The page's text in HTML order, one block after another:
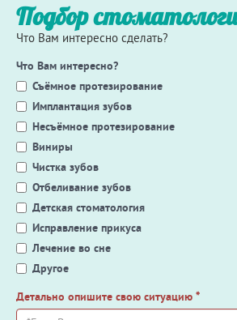
Подбор
Что Вам интересно сделать?
Что Вам интересно?
Съёмное протезирование
Имплантация зубов
Несъёмное протезирование
Виниры
Чистка зубов
Отбеливание зубов
Детская стоматология
Исправление прикуса
Лечение во сне
Другое
Детально опишите свою ситуацию *